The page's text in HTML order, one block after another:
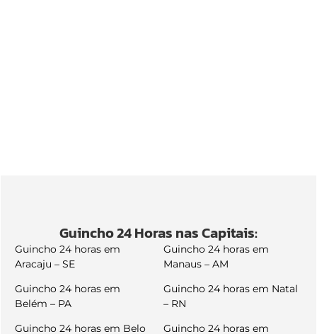
Guincho 24 Horas nas Capitais:
Guincho 24 horas em
Aracaju – SE
Guincho 24 horas em
Belém – PA
Guincho 24 horas em Belo
Guincho 24 horas em
Manaus – AM
Guincho 24 horas em Natal
– RN
Guincho 24 horas em